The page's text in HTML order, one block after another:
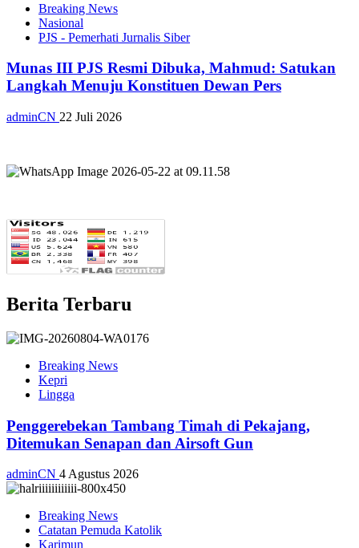
Breaking News
Nasional
PJS - Pemerhati Jurnalis Siber
Munas III PJS Resmi Dibuka, Mahmud: Satukan
Langkah Menuju Konstituen Dewan Pers
adminCN 22 Juli 2026
Berita Terbaru
Breaking News
Kepri
Lingga
Penggerebekan Tambang Timah di Pekajang,
Ditemukan Senapan dan Airsoft Gun
adminCN 4 Agustus 2026
Breaking News
Catatan Pemuda Katolik
Karimun